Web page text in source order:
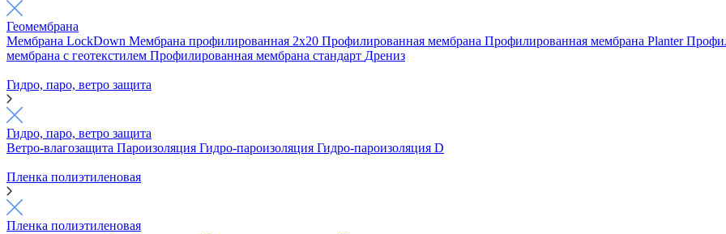
Геомембрана
Мембрана LockDown Мембрана профилированная 2х20 Профилированная мембрана Профилированная мембрана Planter
мембрана с геотекстилем Профилированная мембрана стандарт Дрениз
Гидро, паро, ветро защита
Гидро, паро, ветро защита
Ветро-влагозащита Пароизоляция Гидро-пароизоляция Гидро-пароизоляция D
Пленка полиэтиленовая
Пленка полиэтиленовая